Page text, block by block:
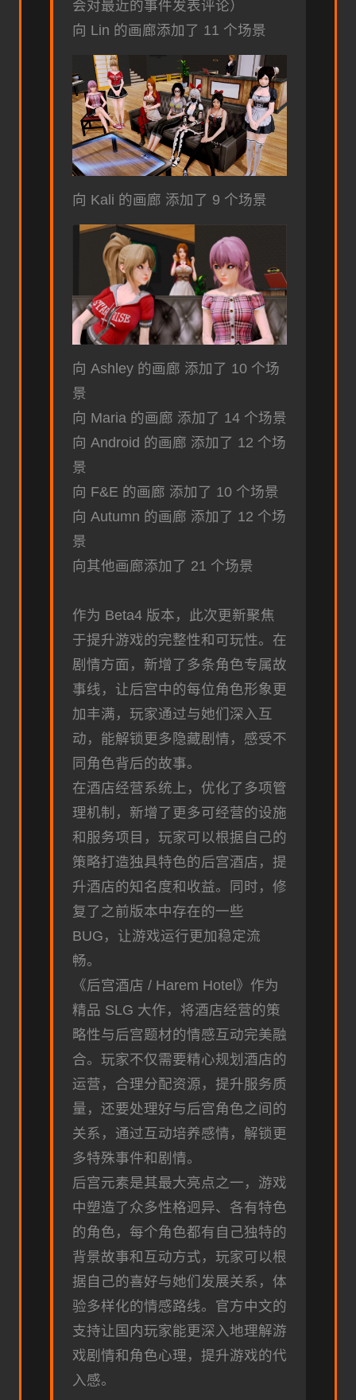
会对最近的事件发表评论）
向 Lin 的画廊添加了 11 个场景
向 Kali 的画廊 添加了 9 个场景
向 Ashley 的画廊 添加了 10 个场
景
向 Maria 的画廊 添加了 14 个场景
向 Android 的画廊 添加了 12 个场
景
向 F&E 的画廊 添加了 10 个场景
向 Autumn 的画廊 添加了 12 个场
景
向其他画廊添加了 21 个场景
作为 Beta4 版本，此次更新聚焦
于提升游戏的完整性和可玩性。在
剧情方面，新增了多条角色专属故
事线，让后宫中的每位角色形象更
加丰满，玩家通过与她们深入互
动，能解锁更多隐藏剧情，感受不
同角色背后的故事。
在酒店经营系统上，优化了多项管
理机制，新增了更多可经营的设施
和服务项目，玩家可以根据自己的
策略打造独具特色的后宫酒店，提
升酒店的知名度和收益。同时，修
复了之前版本中存在的一些
BUG，让游戏运行更加稳定流
畅。
《后宫酒店 / Harem Hotel》作为
精品 SLG 大作，将酒店经营的策
略性与后宫题材的情感互动完美融
合。玩家不仅需要精心规划酒店的
运营，合理分配资源，提升服务质
量，还要处理好与后宫角色之间的
关系，通过互动培养感情，解锁更
多特殊事件和剧情。
后宫元素是其最大亮点之一，游戏
中塑造了众多性格迥异、各有特色
的角色，每个角色都有自己独特的
背景故事和互动方式，玩家可以根
据自己的喜好与她们发展关系，体
验多样化的情感路线。官方中文的
支持让国内玩家能更深入地理解游
戏剧情和角色心理，提升游戏的代
入感。